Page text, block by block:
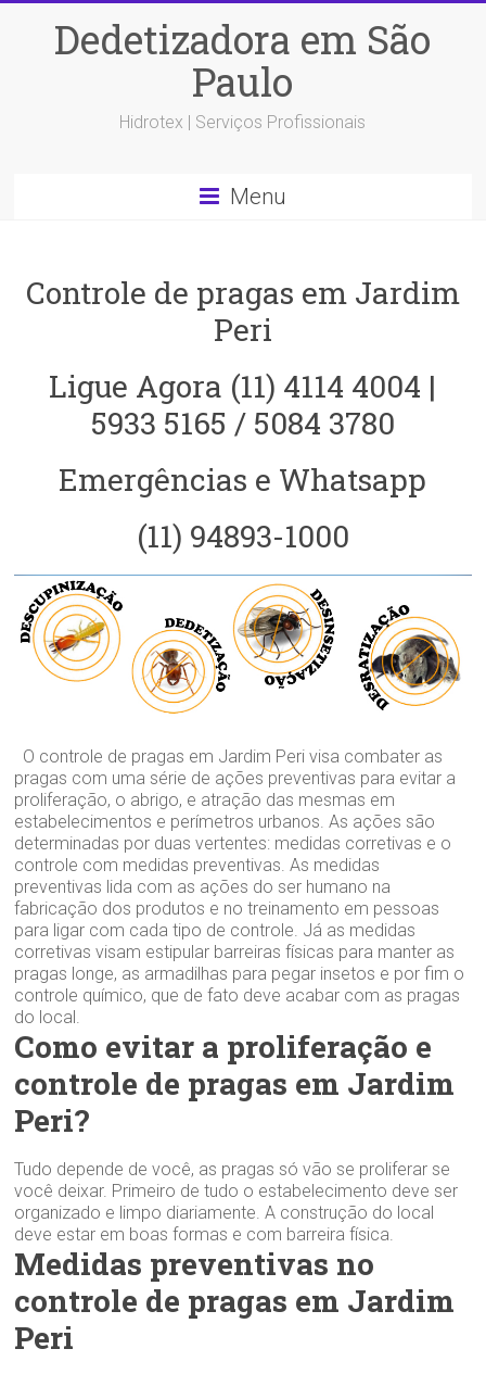
Dedetizadora em São
Paulo
Hidrotex | Serviços Profissionais
Menu
Controle de pragas em Jardim
Peri
Ligue Agora (11) 4114 4004 |
5933 5165 / 5084 3780
Emergências e Whatsapp
(11) 94893-1000
O controle de pragas em Jardim Peri visa combater as
pragas com uma série de ações preventivas para evitar a
proliferação, o abrigo, e atração das mesmas em
estabelecimentos e perímetros urbanos. As ações são
determinadas por duas vertentes: medidas corretivas e o
controle com medidas preventivas. As medidas
preventivas lida com as ações do ser humano na
fabricação dos produtos e no treinamento em pessoas
para ligar com cada tipo de controle. Já as medidas
corretivas visam estipular barreiras físicas para manter as
pragas longe, as armadilhas para pegar insetos e por fim o
controle químico, que de fato deve acabar com as pragas
do local.
Como evitar a proliferação e
controle de pragas em Jardim
Peri?
Tudo depende de você, as pragas só vão se proliferar se
você deixar. Primeiro de tudo o estabelecimento deve ser
organizado e limpo diariamente. A construção do local
deve estar em boas formas e com barreira física.
Medidas preventivas no
controle de pragas em Jardim
Peri